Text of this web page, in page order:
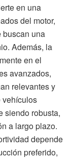
en una
del motor,
buscan una
Además, la
en el
avanzados,
relevantes y
vehículos
siendo robusta,
a largo plazo.
depende
preferido,